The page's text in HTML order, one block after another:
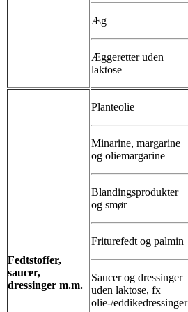
Æg
Æggeretter uden
laktose
Fedtstoffer,
saucer,
dressinger m.m.
Planteolie
Minarine, margarine
og oliemargarine
Blandingsprodukter
og smør
Friturefedt og palmin
Saucer og dressinger
uden laktose, fx
olie-/eddikedressinger